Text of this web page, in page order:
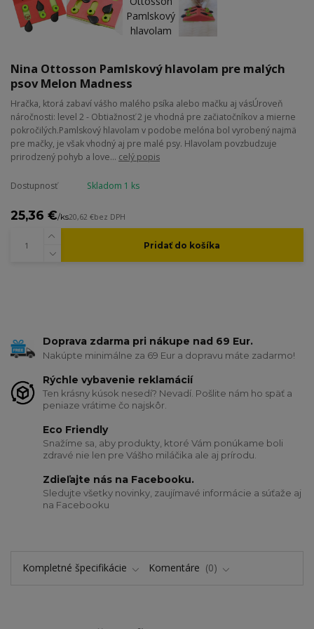
Nina Ottosson Pamlskový hlavolam pre malých
psov Melon Madness
Hračka, ktorá zabaví vášho malého psíka alebo mačku aj vásÚroveň
náročnosti: level 2 - Obtiažnosť 2 je vhodná pre začiatočníkov a mierne
pokročilých.Pamlskový hlavolam v podobe melóna bol vyrobený najmä
pre mačky, je však vhodný aj pre malé psy. Hlavolam povzbudzuje
prirodzený pohyb a love... celý popis
Dostupnosť Skladom 1 ks
25,36 €/ks20,62 €bez DPH
Pridať do košíka
Doprava zdarma pri nákupe nad 69 Eur.
Nakúpte minimálne za 69 Eur a dopravu máte zadarmo!
Rýchle vybavenie reklamácií
Ten krásny kúsok nesedí? Nevadí. Pošlite nám ho späť a
peniaze vrátime čo najskôr.
Eco Friendly
Snažíme sa, aby produkty, ktoré Vám ponúkame boli
zdravé nie len pre Vášho miláčika ale aj prírodu.
Zdieľajte nás na Facebooku.
Sledujte všetky novinky, zaujímavé informácie a súťaže aj
na Facebooku
Kompletné špecifikácie Komentáre 0